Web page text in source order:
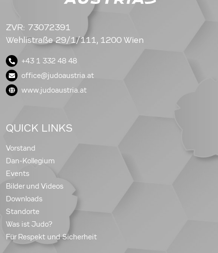
ZVR: 73072391
Wehlistraße 29/1/111, 1200 Wien
+43 1 332 48 48
office@judoaustria.at
www.judoaustria.at
QUICK LINKS
Vorstand
Dan-Kollegium
Events
Bilder und Videos
Downloads
Standorte
Was ist Judo?
Für Respekt und Sicherheit